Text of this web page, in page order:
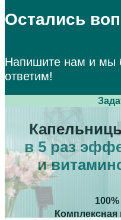
Остались
Напишите нам и мы
ответим!
в 5 раз
и
Комплексная